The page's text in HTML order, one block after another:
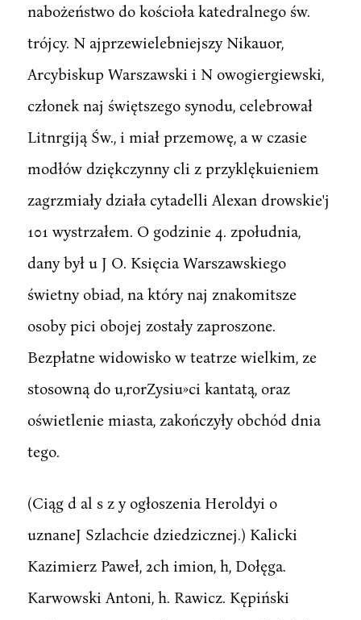
nabożeństwo do kościoła katedralnego św.
trójcy. N ajprzewielebniejszy Nikauor,
Arcybiskup Warszawski i N owogiergiewski,
członek naj świętszego synodu, celebrował
Litnrgiją Św., i miał przemowę, a w czasie
modłów dziękczynny cli z przyklękuieniem
zagrzmiały działa cytadelli Alexan drowskie'j
101 wystrzałem. O godzinie 4. zpołudnia,
dany był u J O. Księcia Warszawskiego
świetny obiad, na który naj znakomitsze
osoby pici obojej zostały zaproszone.
Bezpłatne widowisko w teatrze wielkim, ze
stosowną do u,rorZysiu»ci kantatą, oraz
oświetlenie miasta, zakończyły obchód dnia
tego.
(Ciąg d al s z y ogłoszenia Heroldyi o
uznaneJ Szlachcie dziedzicznej.) Kalicki
Kazimierz Paweł, 2ch imion, h, Dołęga.
Karwowski Antoni, h. Rawicz. Kępiński